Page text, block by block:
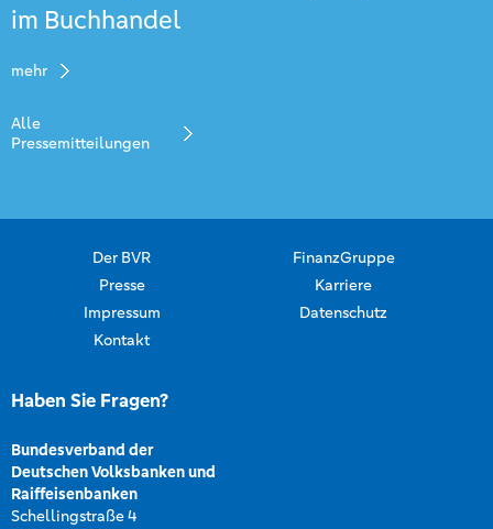
im Buchhandel
mehr
Alle
Pressemitteilungen
Der BVR
FinanzGruppe
Presse
Karriere
Impressum
Datenschutz
Kontakt
Haben Sie Fragen?
Bundesverband der
Deutschen Volksbanken und
Raiffeisenbanken
Schellingstraße 4